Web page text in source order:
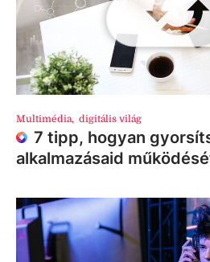
Multimédia, digitális világ
7 tipp, hogyan
alkalmazásaid